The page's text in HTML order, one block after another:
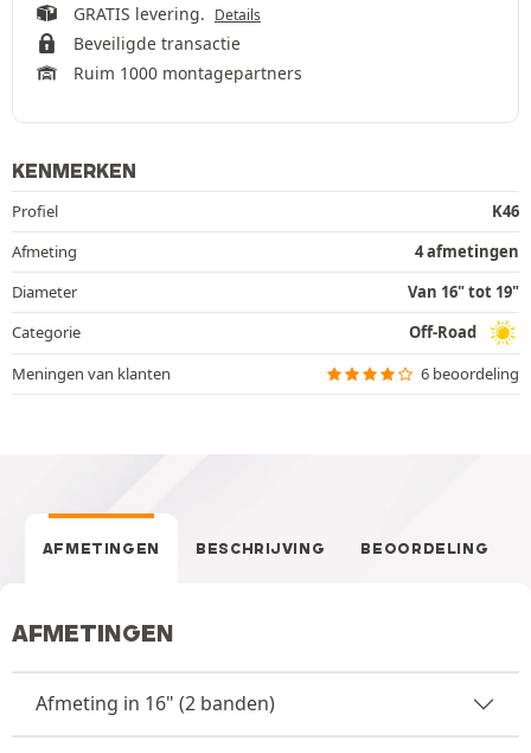
GRATIS levering. Details
Beveiligde transactie
Ruim 1000 montagepartners
KENMERKEN
Profiel
K46
Afmeting
4 afmetingen
Diameter
Van 16" tot 19"
Categorie
Off-Road
Meningen van klanten
6 beoordeling
AFMETINGEN BESCHRIJVING BEOORDELING
AFMETINGEN
Afmeting in 16" (2 banden)